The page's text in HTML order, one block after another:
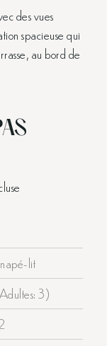
des vues
spacieuse qui
au bord de
lit
3)